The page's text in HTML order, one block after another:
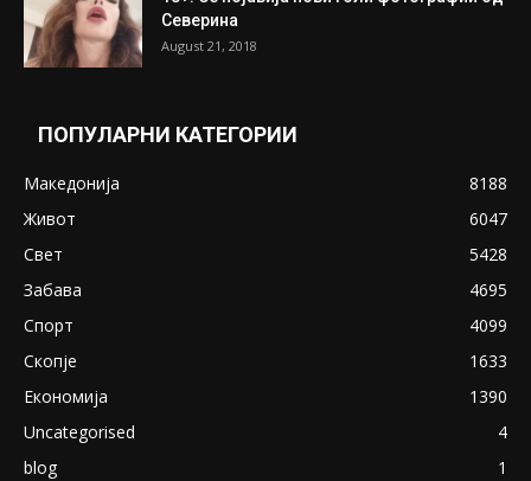
Северина
August 21, 2018
ПОПУЛАРНИ КАТЕГОРИИ
Македонија
8188
Живот
6047
Свет
5428
Забава
4695
Спорт
4099
Скопје
1633
Економија
1390
Uncategorised
4
blog
1